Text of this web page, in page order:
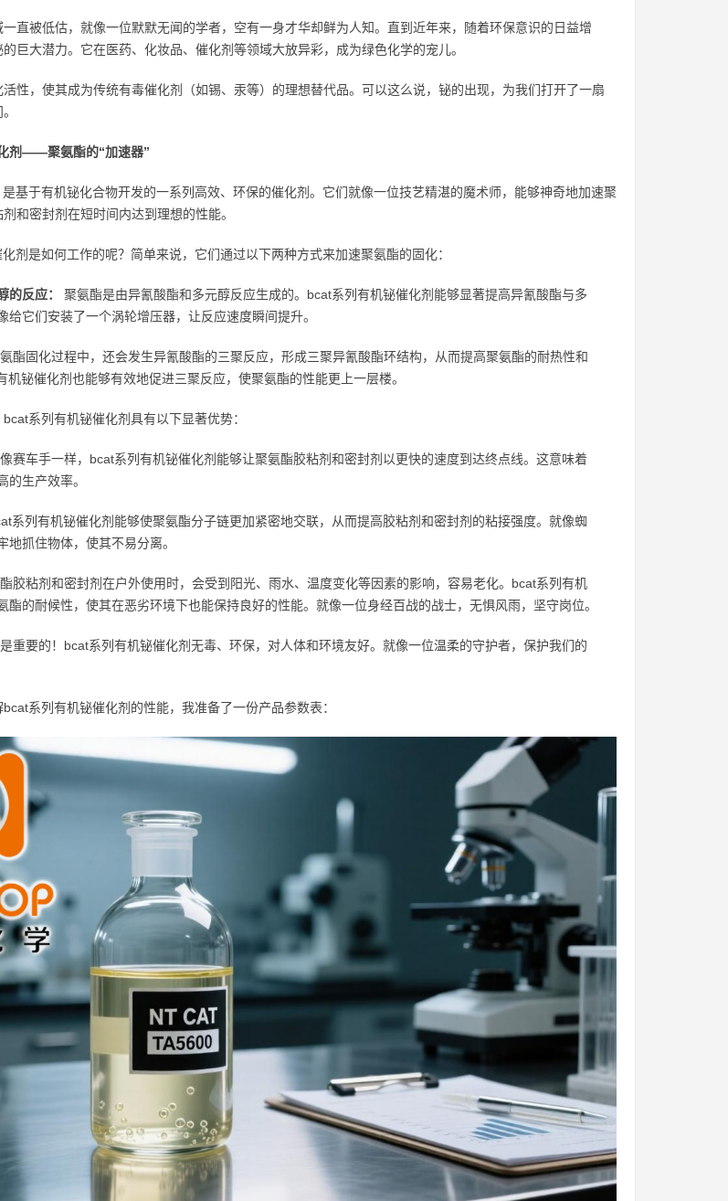
直被低估，就像一位默默无闻的学者，空有一身才华却鲜为人知。直到近年来，随着环保意识的日益增
巨大潜力。它在医药、化妆品、催化剂等领域大放异彩，成为绿色化学的宠儿。
性，使其成为传统有毒催化剂（如锡、汞等）的理想替代品。可以这么说，铋的出现，为我们打开了一扇
剂——聚氨酯的“加速器”
基于有机铋化合物开发的一系列高效、环保的催化剂。它们就像一位技艺精湛的魔术师，能够神奇地加速聚
和密封剂在短时间内达到理想的性能。
剂是如何工作的呢？简单来说，它们通过以下两种方式来加速聚氨酯的固化：
的反应：
聚氨酯是由异氰酸酯和多元醇反应生成的。bcat系列有机铋催化剂能够显著提高异氰酸酯与多
给它们安装了一个涡轮增压器，让反应速度瞬间提升。
酯固化过程中，还会发生异氰酸酯的三聚反应，形成三聚异氰酸酯环结构，从而提高聚氨酯的耐热性和
机铋催化剂也能够有效地促进三聚反应，使聚氨酯的性能更上一层楼。
系列有机铋催化剂具有以下显著优势：
赛车手一样，bcat系列有机铋催化剂能够让聚氨酯胶粘剂和密封剂以更快的速度到达终点线。这意味着
的生产效率。
系列有机铋催化剂能够使聚氨酯分子链更加紧密地交联，从而提高胶粘剂和密封剂的粘接强度。就像蜘
地抓住物体，使其不易分离。
胶粘剂和密封剂在户外使用时，会受到阳光、雨水、温度变化等因素的影响，容易老化。bcat系列有机
酯的耐候性，使其在恶劣环境下也能保持良好的性能。就像一位身经百战的战士，无惧风雨，坚守岗位。
重要的！bcat系列有机铋催化剂无毒、环保，对人体和环境友好。就像一位温柔的守护者，保护我们的
系列有机铋催化剂的性能，我准备了一份产品参数表：